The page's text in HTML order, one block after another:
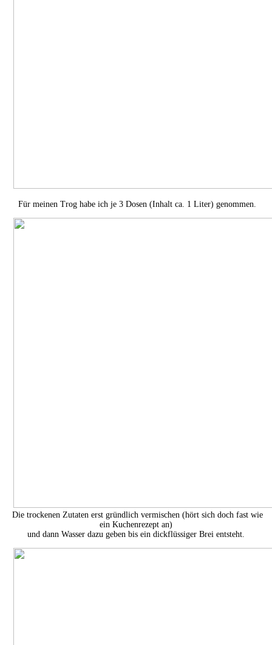
Für meinen Trog habe ich je 3 Dosen (Inhalt ca. 1 Liter) genommen.
Die trockenen Zutaten erst gründlich vermischen (hört sich doch fast wie
ein Kuchenrezept an)
und dann Wasser dazu geben bis ein dickflüssiger Brei entsteht.